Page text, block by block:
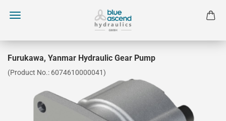
Furukawa, Yanmar Hydraulic Gear Pump
(Product No.: 6074610000041)